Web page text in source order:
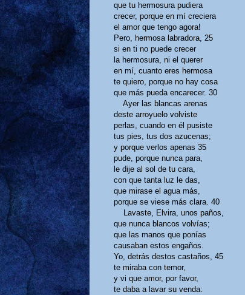
que tu hermosura pudiera
crecer, porque en mí creciera
el amor que tengo agora!
Pero, hermosa labradora, 25
si en ti no puede crecer
la hermosura, ni el querer
en mí, cuanto eres hermosa
te quiero, porque no hay cosa
que más pueda encarecer. 30
Ayer las blancas arenas
deste arroyuelo volviste
perlas, cuando en él pusiste
tus pies, tus dos azucenas;
y porque verlos apenas 35
pude, porque nunca para,
le dije al sol de tu cara,
con que tanta luz le das,
que mirase el agua más,
porque se viese más clara. 40
Lavaste, Elvira, unos paños,
que nunca blancos volvías;
que las manos que ponías
causaban estos engaños.
Yo, detrás destos castaños, 45
te miraba con temor,
y vi que amor, por favor,
te daba a lavar su venda: